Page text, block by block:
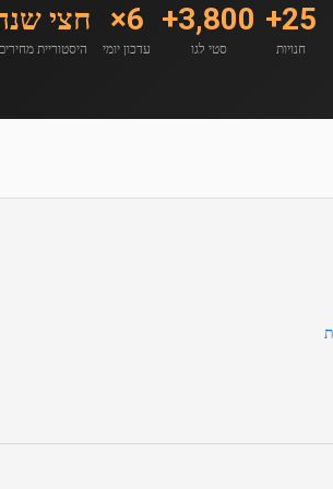
25+
חנויות
3,800+
סטי לגו
6×
עדכון יומי
חצי
היסטוריית מחירים